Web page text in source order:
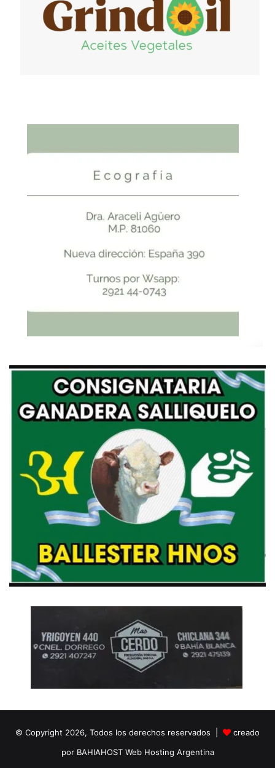
© Copyright 2026, Todos los derechos reservados |
creado
por BAHIAHOST Web Hosting Argentina